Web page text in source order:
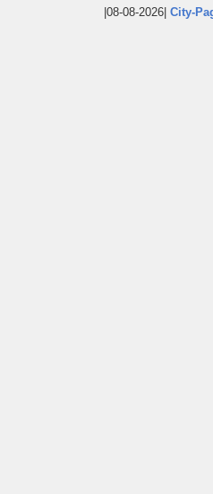
|08-08-2026| City-